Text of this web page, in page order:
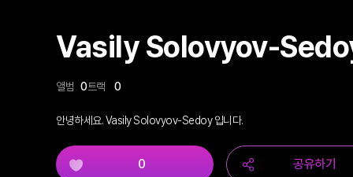
Vasily Solovyov-
앨범 0트랙 0
안녕하세요. Vasily Solovyov-Sedoy 입니다.
0 공유하기